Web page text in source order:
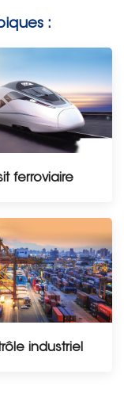
:
ferroviaire
industriel